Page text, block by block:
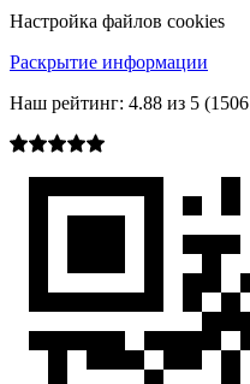
Настройка файлов cookies
Раскрытие информации
Наш рейтинг: 4.88 из 5 (1506